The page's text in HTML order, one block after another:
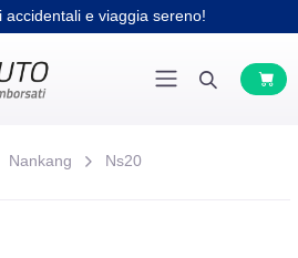
accidentali e viaggia sereno!
Nankang Ns20